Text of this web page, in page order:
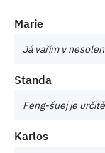
Marie
Já vařím v
Standa
Feng-šuej je
Karlos